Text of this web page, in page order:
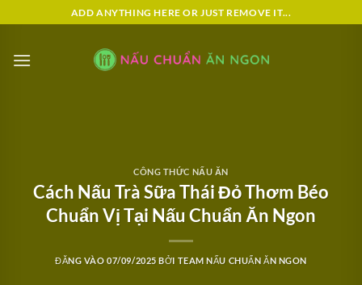
qua
dung
ADD ANYTHING HERE OR JUST REMOVE IT...
CÔNG THỨC NẤU ĂN
Cách Nấu Trà Sữa Thái Đỏ Thơm Béo
Chuẩn Vị Tại Nấu Chuẩn Ăn Ngon
ĐĂNG VÀO07/09/2025 BỞI TEAM NẤU CHUẨN ĂN NGON